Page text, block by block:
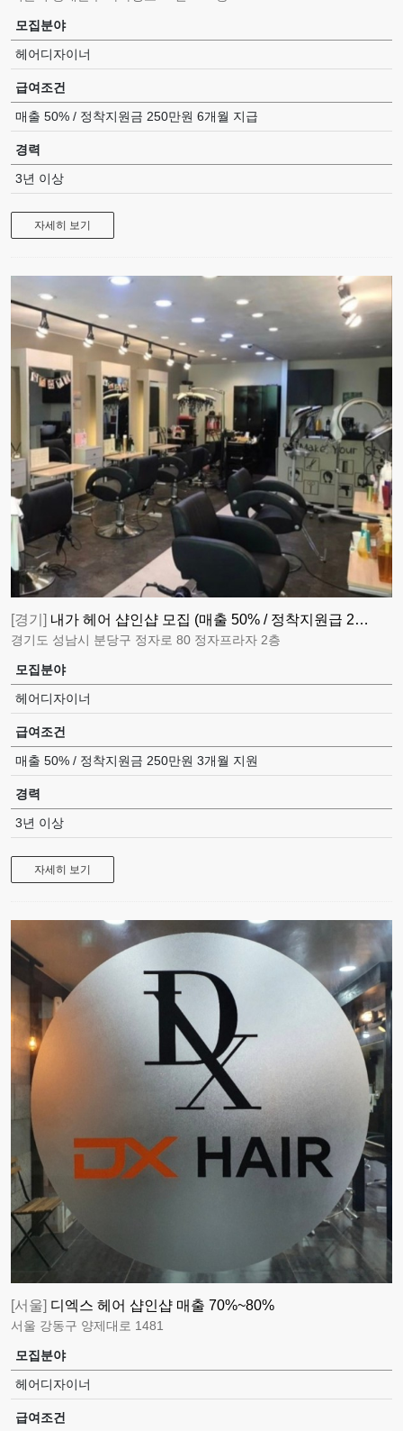
모집분야
헤어디자이너
급여조건
매출 50% / 정착지원금 250만원 6개월 지급
경력
3년 이상
자세히 보기
[경기] 내가 헤어 샵인샵 모집 (매출 50% / 정착지원급 2…
경기도 성남시 분당구 정자로 80 정자프라자 2층
모집분야
헤어디자이너
급여조건
매출 50% / 정착지원금 250만원 3개월 지원
경력
3년 이상
자세히 보기
[서울] 디엑스 헤어 샵인샵 매출 70%~80%
서울 강동구 양제대로 1481
모집분야
헤어디자이너
급여조건